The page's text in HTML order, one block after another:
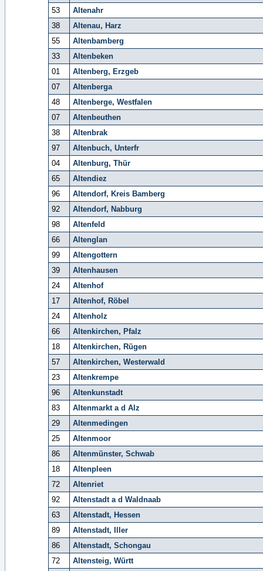
53
Altenahr
38
Altenau, Harz
55
Altenbamberg
33
Altenbeken
01
Altenberg, Erzgeb
07
Altenberga
48
Altenberge, Westfalen
07
Altenbeuthen
38
Altenbrak
97
Altenbuch, Unterfr
04
Altenburg, Thür
65
Altendiez
96
Altendorf, Kreis Bamberg
92
Altendorf, Nabburg
98
Altenfeld
66
Altenglan
99
Altengottern
39
Altenhausen
24
Altenhof
17
Altenhof, Röbel
24
Altenholz
66
Altenkirchen, Pfalz
18
Altenkirchen, Rügen
57
Altenkirchen, Westerwald
23
Altenkrempe
96
Altenkunstadt
83
Altenmarkt a d Alz
29
Altenmedingen
25
Altenmoor
86
Altenmünster, Schwab
18
Altenpleen
72
Altenriet
92
Altenstadt a d Waldnaab
63
Altenstadt, Hessen
89
Altenstadt, Iller
86
Altenstadt, Schongau
72
Altensteig, Württ